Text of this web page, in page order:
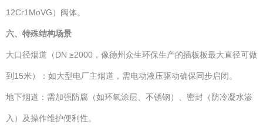
12Cr1MoVG）阀体。
六、特殊结构场景
大口径烟道（DN ≥2000，像德州众生环保生产的插板板最大直径可做
到15米）：如大型电厂主烟道，需电动液压驱动确保同步启闭。
地下烟道：需加强防腐（如环氧涂层、不锈钢）、密封（防冷凝水渗
入）及操作维护便利性。